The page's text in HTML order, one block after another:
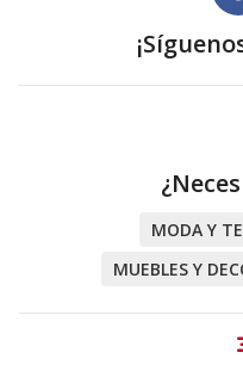
MODA Y
MUEBLES Y